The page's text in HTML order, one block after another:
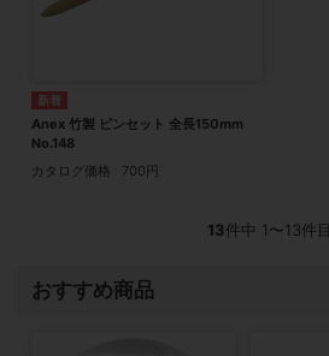
Anex 竹製 ピンセット 全長150mm
No.148
カタログ価格
700円
13件中 1〜13件目
おすすめ商品